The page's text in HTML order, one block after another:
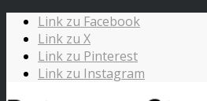
Link zu Facebook
Link zu X
Link zu Pinterest
Link zu Instagram